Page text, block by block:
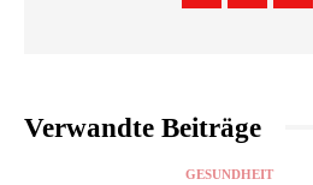
Verwandte Beiträge
GESUNDHEIT